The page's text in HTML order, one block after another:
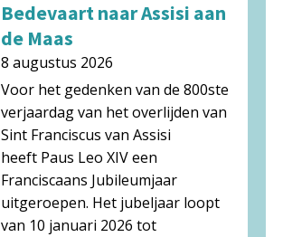
Bedevaart naar Assisi aan
de Maas
8 augustus 2026
Voor het gedenken van de 800ste
verjaardag van het overlijden van
Sint Franciscus van Assisi
heeft Paus Leo XIV een
Franciscaans Jubileumjaar
uitgeroepen. Het jubeljaar loopt
van 10 januari 2026 tot